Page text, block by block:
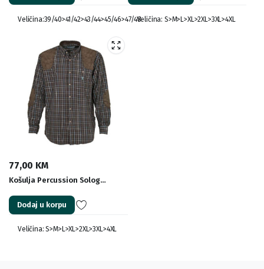
Veličina:39/40>41/42>43/44>45/46>47/48Veličina: S>M>L>XL>2XL>3XL>4XL
77,00 KM
Košulja Percussion Solog…
Dodaj u korpu
Veličina: S>M>L>XL>2XL>3XL>4XL